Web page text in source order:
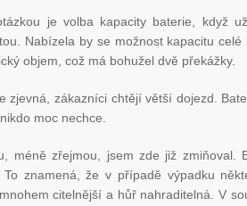
je volba kapacity baterie, když
Nabízela by se možnost kapacitu
objem, což má bohužel dvě překážky.
zjevná, zákazníci chtějí větší dojezd.
moc nechce.
méně zřejmou, jsem zde již zmiňoval.
To znamená, že v případě výpadku
citelnější a hůř nahraditelná. V